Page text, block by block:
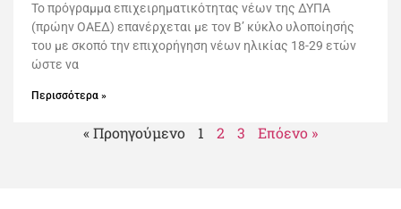
Το πρόγραμμα επιχειρηματικότητας νέων της ΔΥΠΑ
(πρώην ΟΑΕΔ) επανέρχεται με τον Β’ κύκλο υλοποίησής
του με σκοπό την επιχορήγηση νέων ηλικίας 18-29 ετών
ώστε να
Περισσότερα »
« Προηγούμενο 1 2 3 Επόενο »